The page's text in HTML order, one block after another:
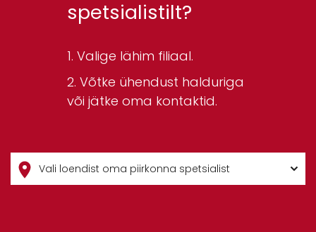
spetsialistilt?
Valige lähim filiaal.
Võtke ühendust halduriga
või jätke oma kontaktid.